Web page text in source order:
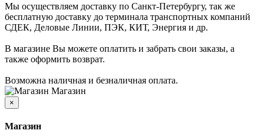
Мы осуществляем доставку по Санкт-Петербургу, так же
бесплатную доставку до терминала транспортных компаний
СДЕК, Деловые Линии, ПЭК, КИТ, Энергия и др.
В магазине Вы можете оплатить и забрать свои заказы, а
также оформить возврат.
Возможна наличная и безналичная оплата.
Магазин
×
Магазин